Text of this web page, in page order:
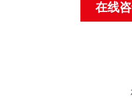
在线